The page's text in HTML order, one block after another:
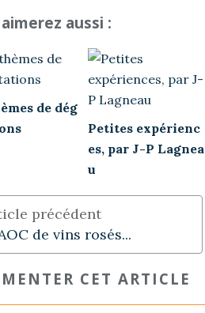
aussi :
de dég
Petites expérienc
es, par J-P Lagnea
u
de vins rosés...
CET ARTICLE